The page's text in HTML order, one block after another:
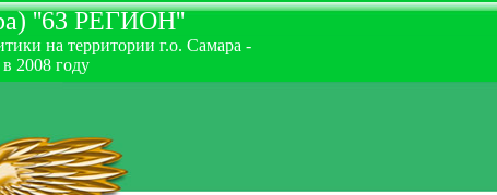
''63 РЕГИОН''
на территории г.о. Самара -
2008 году